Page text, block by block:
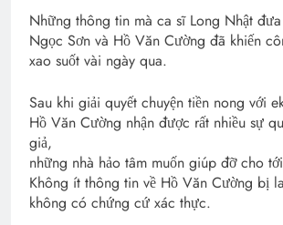
Những thông tin mà ca sĩ Long Nhật
Ngọc Sơn và Hồ Văn Cường đã khiến
xao suốt vài ngày qua.
Sau khi giải quyết chuyện tiền nong với
Hồ Văn Cường nhận được rất nhiều sự
giả,
những nhà hảo tâm muốn giúp đỡ cho
Không ít thông tin về Hồ Văn Cường bị
không có chứng cứ xác thực.